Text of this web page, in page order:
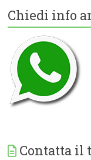
Chiedi info
Contatta il